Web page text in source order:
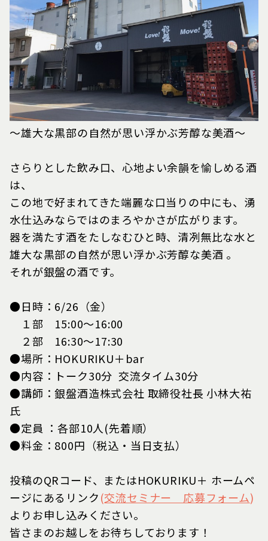
～雄大な黒部の自然が思い浮かぶ芳醇な美酒～
さらりとした飲み口、心地よい余韻を愉しめる酒
は、
この地で好まれてきた端麗な口当りの中にも、湧
水仕込みならではのまろやかさが広がります。
器を満たす酒をたしなむひと時、清冽無比な水と
雄大な黒部の自然が思い浮かぶ芳醇な美酒 。
それが銀盤の酒です。
●日時：6/26（金）
１部 15:00～16:00
２部 16:30～17:30
●場所：HOKURIKU＋bar
●内容：トーク30分 交流タイム30分
●講師：銀盤酒造株式会社 取締役社長 小林大祐
氏
●定員 ：各部10人(先着順）
●料金：800円（税込・当日支払）
投稿のQRコード、またはHOKURIKU＋ ホームペ
ージにあるリンク(交流セミナー 応募フォーム)
よりお申し込みください。
皆さまのお越しをお待ちしております！